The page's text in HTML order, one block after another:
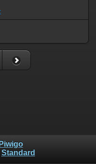
Piwigo
Standard